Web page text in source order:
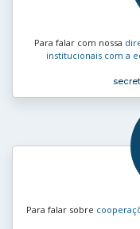
Para falar com nossa
institucionais com a
Para falar sobre